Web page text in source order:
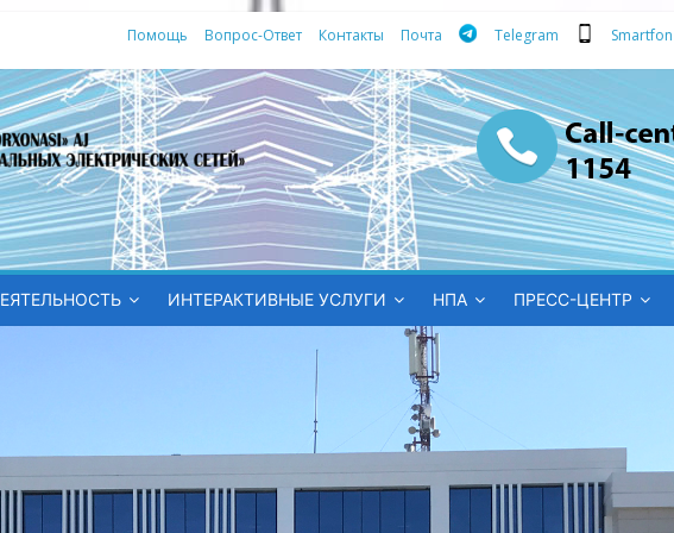
Помощь Вопрос-Ответ Контакты Почта Telegram Smartfon
ИНТЕРАКТИВНЫЕ УСЛУГИ НПА ПРЕСС-ЦЕНТР